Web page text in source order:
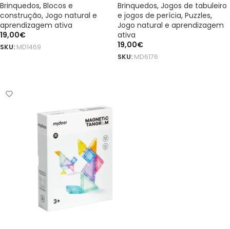
Brinquedos, Blocos e
construção, Jogo natural e
aprendizagem ativa
19,00€
SKU: MD1469
Brinquedos, Jogos de tabuleiro
e jogos de perícia, Puzzles,
Jogo natural e aprendizagem
ativa
19,00€
SKU: MD6176